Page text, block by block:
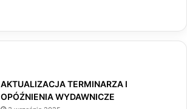
AKTUALIZACJA TERMINARZA I
OPÓŹNIENIA WYDAWNICZE